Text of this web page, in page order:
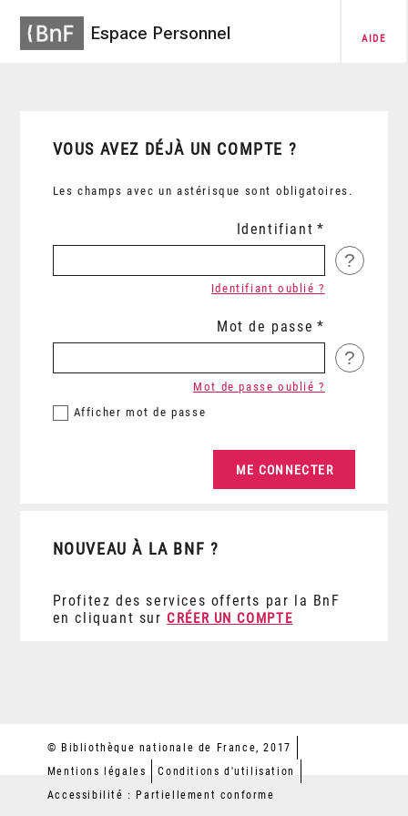
Espace Personnel AIDE
VOUS AVEZ DÉJÀ UN COMPTE ?
Les champs avec un astérisque sont obligatoires.
Identifiant
?
Identifiant oublié ?
Mot de passe
?
Afficher mot de passe
Mot de passe oublié ?
NOUVEAU À LA BNF ?
Profitez des services offerts par la BnF
en cliquant sur CRÉER UN COMPTE
© Bibliothèque nationale de France, 2017
Mentions légales
Conditions d'utilisation
Accessibilité : Partiellement conforme